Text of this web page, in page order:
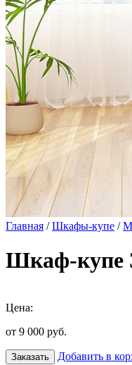
Главная /Шкафы-купе /
Шкаф-купе
Цена:
от 9 000 руб.
Заказать Добавить в